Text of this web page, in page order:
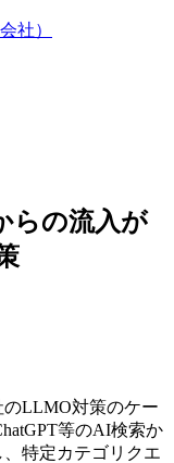
社）
らの流入が
のLLMO対策のケー
等のAI検索か
特定カテゴリクエ